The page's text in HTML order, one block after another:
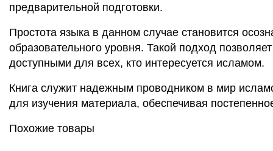
предварительной подготовки.
Простота языка в данном случае становится
образовательного уровня. Такой подход
доступными для всех, кто интересуется исламом.
Книга служит надежным проводником в мир
для изучения материала, обеспечивая
Похожие товары